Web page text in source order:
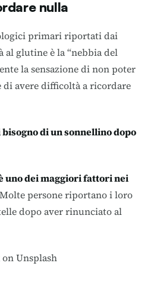
nulla
primari riportati dai
glutine è la “nebbia del
la sensazione di non poter
di avere difficoltà a ricordare
bisogno di un sonnellino dopo
uno dei maggiori fattori nei
Molte persone riportano i loro
dopo aver rinunciato al
onUnsplash